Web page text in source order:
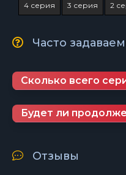
4 серия 3 серия 2
Часто
Сколько всего
Будет ли
Отзывы